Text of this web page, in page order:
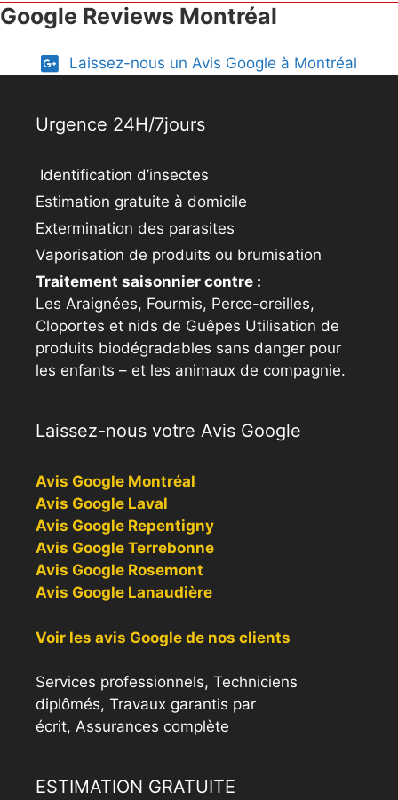
Google Reviews Montréal
Laissez-nous un Avis Google à Montréal
Urgence 24H/7jours
Identification d’insectes
Estimation gratuite à domicile
Extermination des parasites
Vaporisation de produits ou brumisation
Traitement saisonnier contre :
Les Araignées, Fourmis, Perce-oreilles,
Cloportes et nids de Guêpes Utilisation de
produits biodégradables sans danger pour
les enfants – et les animaux de compagnie.
Laissez-nous votre Avis Google
Avis Google Montréal
Avis Google Laval
Avis Google Repentigny
Avis Google Terrebonne
Avis Google Rosemont
Avis Google Lanaudière
Voir les avis Google de nos clients
Services professionnels, Techniciens
diplômés, Travaux garantis par
écrit, Assurances complète
ESTIMATION GRATUITE